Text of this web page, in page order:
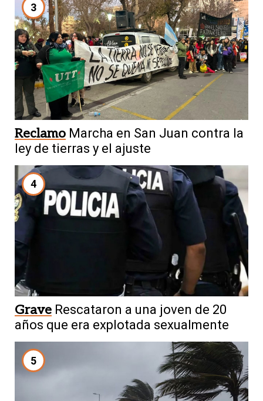
3
Reclamo Marcha en San Juan contra la
ley de tierras y el ajuste
4
Grave Rescataron a una joven de 20
años que era explotada sexualmente
5